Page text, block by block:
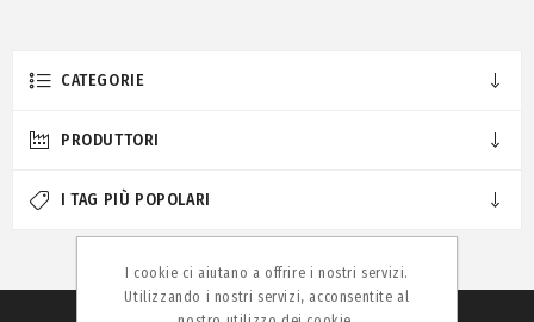
CATEGORIE
PRODUTTORI
I TAG PIÙ POPOLARI
I cookie ci aiutano a offrire i nostri servizi.
Utilizzando i nostri servizi, acconsentite al